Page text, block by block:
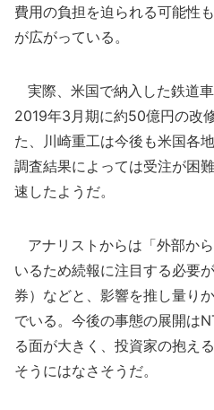
費用の負担を迫られる可能性
が広がっている。
実際、米国で納入した鉄道
2019年3月期に約50億円の改
た、川崎重工は今後も米国各
調査結果によっては受注が困
速したようだ。
アナリストからは「外部か
いるため続報に注目する必要
券）などと、影響を推し量り
でいる。今後の事態の展開は
る面が大きく、投資家の抱え
そうにはなさそうだ。